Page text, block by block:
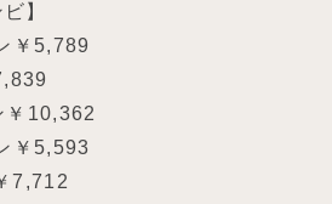
】
￥5,789
￥10,362
￥5,593
7,712